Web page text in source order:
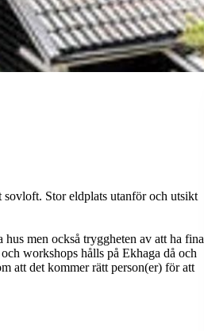
Stor eldplats utanför och utsikt
men också tryggheten av att ha fina
workshops hålls på Ekhaga då och
att det kommer rätt person(er) för att